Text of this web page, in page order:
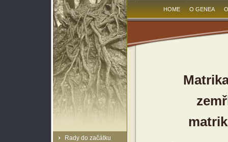
Rady do začátku
HOME O GENEA